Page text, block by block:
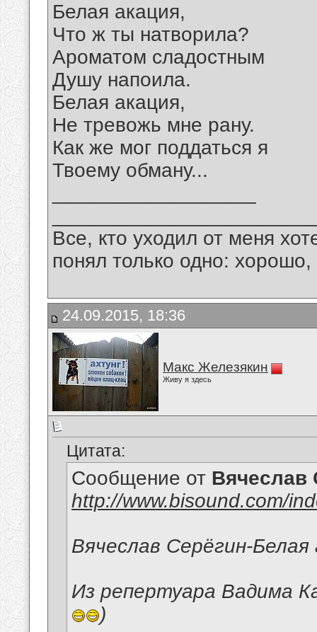
Белая акация,
Что ж ты натворила?
Ароматом сладостным
Душу напоила.
Белая акация,
Не тревожь мне рану.
Как же мог поддаться я
Твоему обману...
Все, кто уходил от меня
понял только одно:
24.09.2015, 18:36
Макс Железякин
Живу я здесь
Цитата:
Сообщение от Вячеслав
http://www.bisound.com/
Вячеслав Серёгин-Белая
Из репертуара Вадима
)